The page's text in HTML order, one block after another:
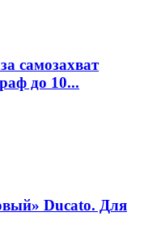
самозахват
до 10...
Ducato. Для